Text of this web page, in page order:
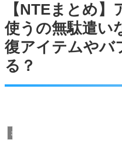
【NTEまとめ
使うの無駄遣い
復アイテムやバ
る？
まとめ